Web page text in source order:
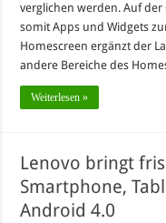
verglichen werden. Auf
somit Apps und Widgets
Homescreen ergänzt der
andere Bereiche des
Weiterlesen »
Lenovo bringt
Smartphone,
Android 4.0